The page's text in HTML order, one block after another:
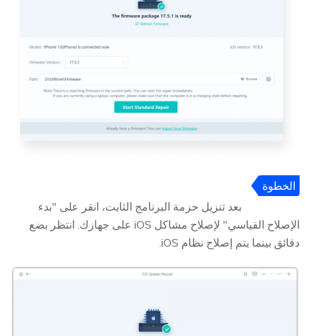
الخطوة
بعد تنزيل حزمة البرنامج الثابت، انقر على "بدء
الإصلاح القياسي" لإصلاح مشاكل iOS على جهازك. انتظر بضع
دقائق بينما يتم إصلاح نظام iOS.